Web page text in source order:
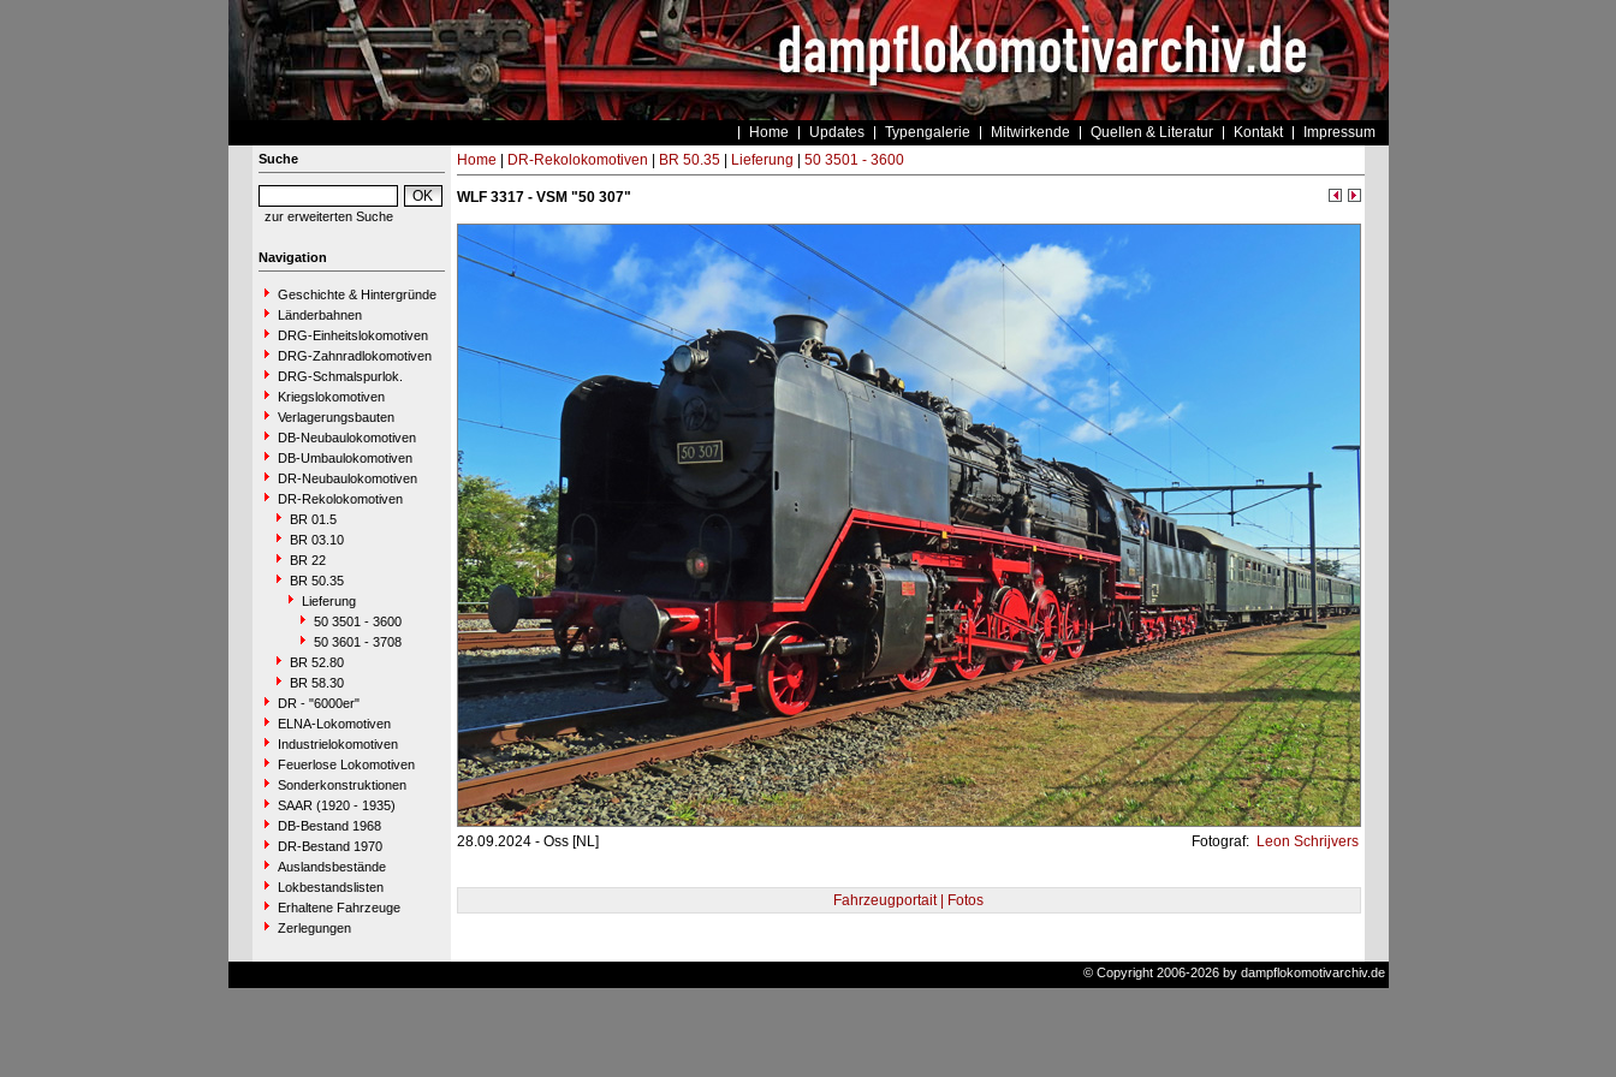
Home Updates Typengalerie Mitwirkende Quellen & Literatur Kontakt Impressum
Suche
zur erweiterten Suche
Navigation
Geschichte & Hintergründe
Länderbahnen
DRG-Einheitslokomotiven
DRG-Zahnradlokomotiven
DRG-Schmalspurlok.
Kriegslokomotiven
Verlagerungsbauten
DB-Neubaulokomotiven
DB-Umbaulokomotiven
DR-Neubaulokomotiven
DR-Rekolokomotiven
BR 01.5
BR 03.10
BR 22
BR 50.35
Lieferung
50 3501 - 3600
50 3601 - 3708
BR 52.80
BR 58.30
DR - "6000er"
ELNA-Lokomotiven
Industrielokomotiven
Feuerlose Lokomotiven
Sonderkonstruktionen
SAAR (1920 - 1935)
DB-Bestand 1968
DR-Bestand 1970
Auslandsbestände
Lokbestandslisten
Erhaltene Fahrzeuge
Zerlegungen
Home DR-Rekolokomotiven BR 50.35| Lieferung 50 3501 - 3600
WLF 3317 - VSM "50 307"
28.09.2024 - Oss [NL] Fotograf: Leon Schrijvers
Fahrzeugportait | Fotos
© Copyright 2006-2026 by dampflokomotivarchiv.de